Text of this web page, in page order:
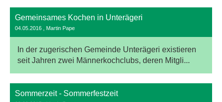
Gemeinsames Kochen in Unterägeri
04.05.2016 , Martin Pape
In der zugerischen Gemeinde Unterägeri existieren
seit Jahren zwei Männerkochclubs, deren Mitgli...
Sommerzeit - Sommerfestzeit